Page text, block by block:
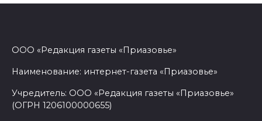
ООО «Редакция газеты «Приазовье»
Наименование: интернет-газета «Приазовье»
Учредитель: ООО «Редакция газеты «Приазовье»
(ОГРН 1206100000655)